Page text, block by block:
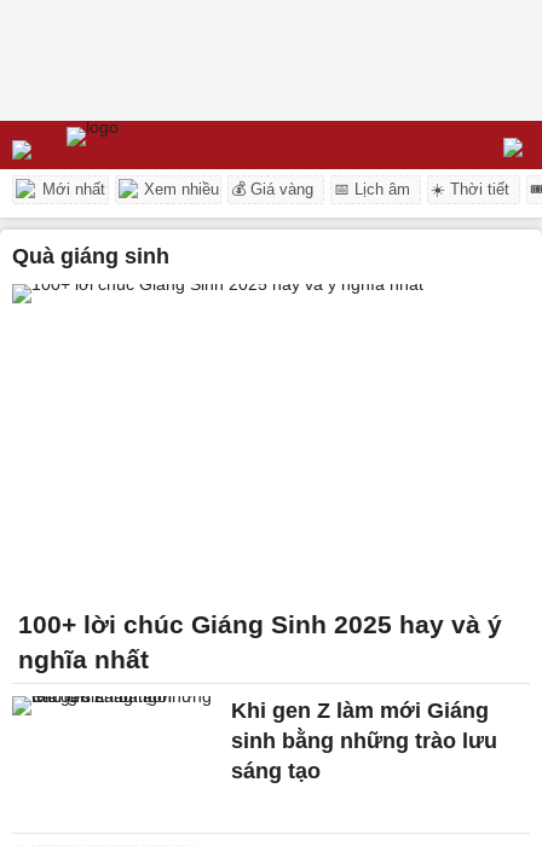
Mới nhất Xem nhiều 💰 Giá vàng 📅 Lịch âm ☀️ Thời tiết
quà giáng sinh
100+ lời chúc Giáng Sinh 2025 hay và ý
nghĩa nhất
Khi gen Z làm mới Giáng
sinh bằng những trào lưu
sáng tạo